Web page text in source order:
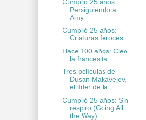
Cumplió 25 años:
Persiguiendo a
Amy
Cumplió 25 años:
Criaturas feroces
Hace 100 años: Cleo
la francesita
Tres películas de
Dusan Makavejev,
el líder de la ...
Cumplió 25 años: Sin
respiro (Going All
the Way)